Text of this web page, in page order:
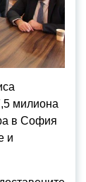
милиона
в София
и